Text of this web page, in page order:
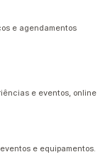
e agendamentos
e eventos, online
e equipamentos.